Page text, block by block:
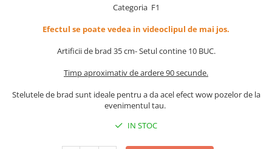
Categoria F1
Efectul se poate vedea in videoclipul de mai jos.
Artificii de brad 35 cm- Setul contine 10 BUC.
Timp aproximativ de ardere 90 secunde.
Stelutele de brad sunt ideale pentru a da acel efect wow pozelor de la
evenimentul tau.
IN STOC